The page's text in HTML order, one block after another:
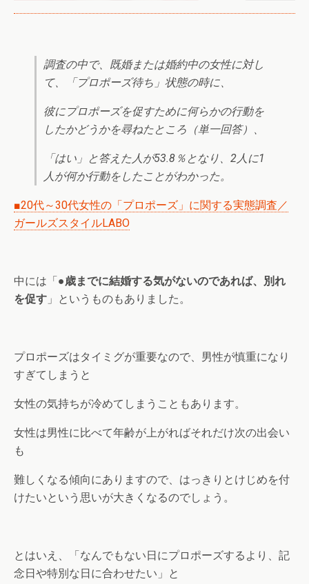
調査の中で、既婚または婚約中の女性に対し
て、「プロポーズ待ち」状態の時に、
彼にプロポーズを促すために何らかの行動を
したかどうかを尋ねたところ（単一回答）、
「はい」と答えた人が53.8％となり、2人に1
人が何か行動をしたことがわかった。
■20代～30代女性の「プロポーズ」に関する実態調査／
ガールズスタイルLABO
中には「 ●歳までに結婚する気がないのであれば、別れ
を促す 」というものもありました。
プロポーズはタイミグが重要なので、男性が慎重になり
すぎてしまうと
女性の気持ちが冷めてしまうこともあります。
女性は男性に比べて年齢が上がればそれだけ次の出会い
も
難しくなる傾向にありますので、はっきりとけじめを付
けたいという思いが大きくなるのでしょう。
とはいえ、「なんでもない日にプロポーズするより、記
念日や特別な日に合わせたい」と